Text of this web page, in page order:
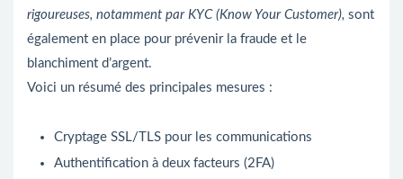
rigoureuses, notamment par KYC (Know Your Customer), sont
également en place pour prévenir la fraude et le
blanchiment d’argent.
Voici un résumé des principales mesures :
Cryptage SSL/TLS pour les communications
Authentification à deux facteurs (2FA)